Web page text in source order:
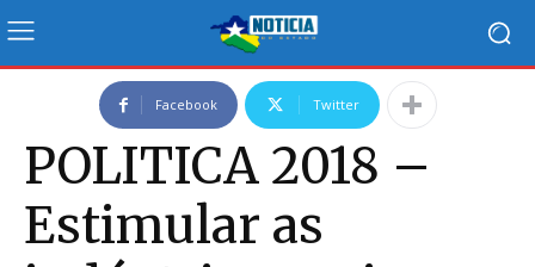
Facebook Twitter
POLITICA 2018 –
Estimular as